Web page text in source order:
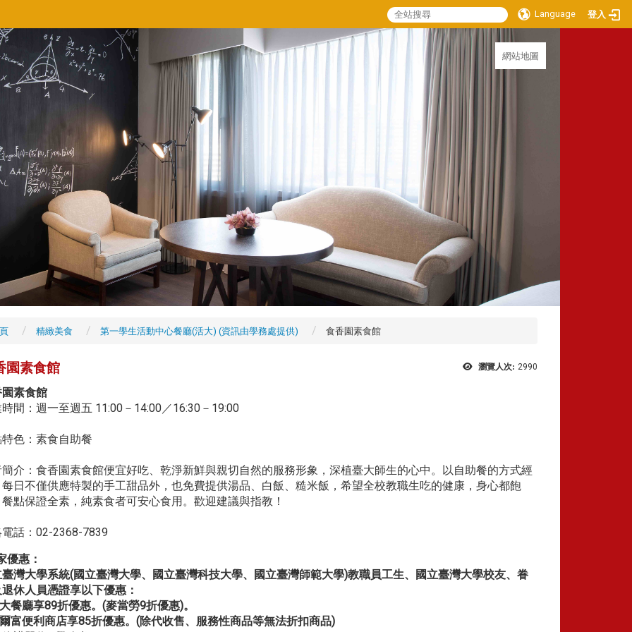
Language 登入
網站地圖
精緻美食 第一學生活動中心餐廳(活大) (資訊由學務處提供) 食香園素食館
瀏覽人次: 2990
園素食館
素食館
間：週一至週五 11:00－14:00／16:30－19:00
色：素食自助餐
介：食香園素食館便宜好吃、乾淨新鮮與親切自然的服務形象，深植臺大師生的心中。以自助餐的方式經
日不僅供應特製的手工甜品外，也免費提供湯品、白飯、糙米飯，希望全校教職生吃的健康，身心都飽
點保證全素，純素食者可安心食用。歡迎建議與指教！
話：02-2368-7839
優惠：
灣大學系統(國立臺灣大學、國立臺灣科技大學、國立臺灣師範大學)教職員工生、國立臺灣大學校友、眷
休人員憑證享以下優惠：
餐廳享89折優惠。(麥當勞9折優惠)。
富便利商店享85折優惠。(除代收售、服務性商品等無法折扣商品)